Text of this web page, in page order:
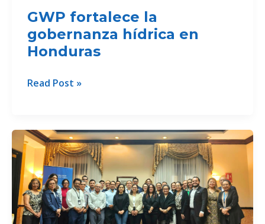
GWP fortalece la
gobernanza hídrica en
Honduras
GWP
gobernanza
hídrica
en
Honduras
Read Post »